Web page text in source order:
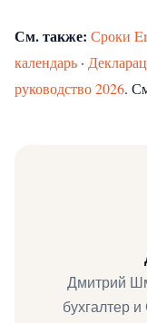
См. также: Сроки
календарь ·
руководство 2026.
Дмитрий
бухгалтер